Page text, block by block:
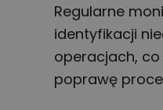
Regularne
identyfikacji
operacjach, co
poprawę